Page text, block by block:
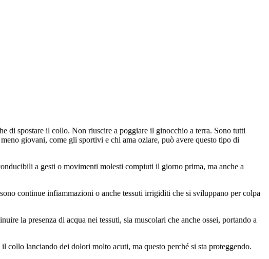
di spostare il collo. Non riuscire a poggiare il ginocchio a terra. Sono tutti
giovani, come gli sportivi e chi ama oziare, può avere questo tipo di
a gesti o movimenti molesti compiuti il giorno prima, ma anche a
continue infiammazioni o anche tessuti irrigiditi che si sviluppano per colpa
la presenza di acqua nei tessuti, sia muscolari che anche ossei, portando a
collo lanciando dei dolori molto acuti, ma questo perché si sta proteggendo.